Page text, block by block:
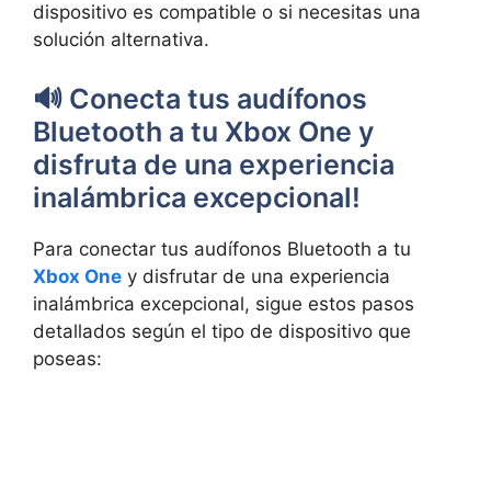
dispositivo es compatible o si necesitas una
solución alternativa.
🔊 Conecta tus audífonos
Bluetooth a tu Xbox One y
disfruta de una experiencia
inalámbrica excepcional!
Para conectar tus audífonos Bluetooth a tu
Xbox One y disfrutar de una experiencia
inalámbrica excepcional, sigue estos pasos
detallados según el tipo de dispositivo que
poseas: